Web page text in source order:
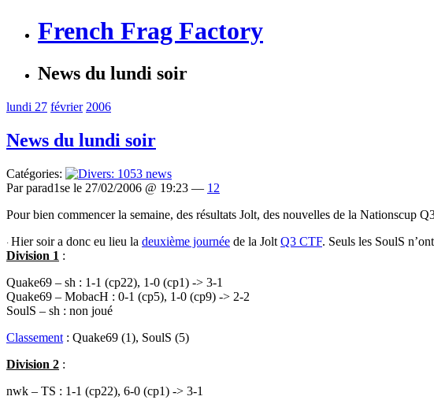
French Frag Factory
News du lundi soir
lundi 27 février 2006
News du lundi soir
Catégories:
Par parad1se le 27/02/2006 @ 19:23 — 12
Pour bien commencer la semaine, des résultats Jolt, des nouvelles de la Nationscup
· Hier soir a donc eu lieu la deuxième journée de la Jolt Q3 CTF. Seuls les SoulS
Division 1 :
Quake69 – sh : 1-1 (cp22), 1-0 (cp1) -> 3-1
Quake69 – MobacH : 0-1 (cp5), 1-0 (cp9) -> 2-2
SoulS – sh : non joué
Classement : Quake69 (1), SoulS (5)
Division 2 :
nwk – TS : 1-1 (cp22), 6-0 (cp1) -> 3-1